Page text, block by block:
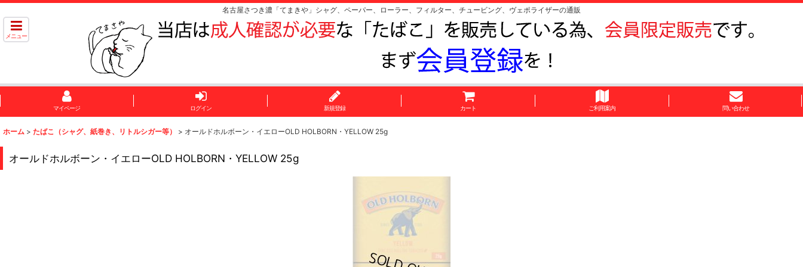
名古屋さつき濃「てまきや」シャグ、ペーパー、ローラー、フィルター、チュービング、ヴェポライザーの通販
メニュー
マイページ ログイン 新規登録 カート ご利用案内 問い合わせ
ホーム > たばこ（シャグ、紙巻き、リトルシガー等） > オールドホルボーン・イエローOLD HOLBORN・YELLOW 25g
オールドホルボーン・イエローOLD HOLBORN・YELLOW 25g